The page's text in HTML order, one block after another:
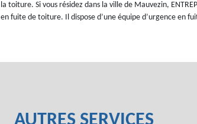
la toiture. Si vous résidez dans la ville de Mauvezin,
en fuite de toiture. Il dispose d’une équipe d’urgence en